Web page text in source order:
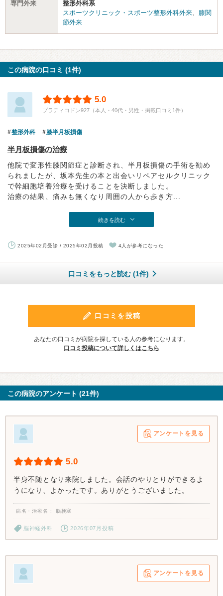
専門外来
整形外科系
スポーツクリニック・スポーツ整形外科外来、 膝関
節外来
この病院の口コミ (1件)
5.0
プラティコドン927（本人・40代・男性・掲載口コミ1件）
整形外科 膝半月板損傷
半月板損傷の治療
他院で変形性膝関節症と診断され、半月板損傷の手術を勧め
られましたが、坂本先生の本と出会いリペアセルクリニック
で幹細胞培養治療を受けることを決断しました。
治療の結果、痛みも無くなり周囲の人から歩き方...
続きを読む
2025年02月受診 / 2025年02月投稿 4人が参考になった
口コミをもっと読む (1件)
口コミを投稿
あなたの口コミが病院を探している人の参考になります。
口コミ投稿について詳しくはこちら
この病院のアンケート (21件)
アンケートを見る
5.0
半身不随となり来院しました。会話のやりとりができるよ
うになり、よかったです。ありがとうございました。
病名・治療名 脳梗塞
脳神経外科 2026年07月投稿
アンケートを見る